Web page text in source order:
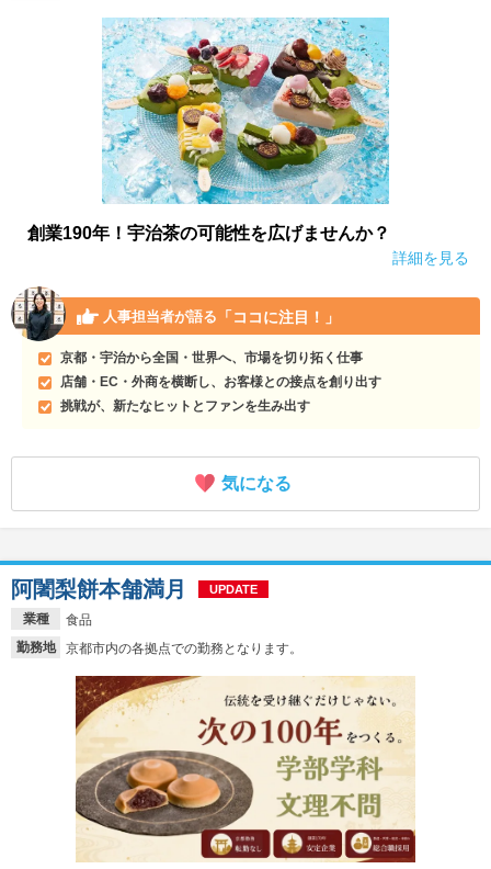
創業190年！宇治茶の可能性を広げませんか？
詳細を見る
人事担当者が語る 「ココに注目！」
京都・宇治から全国・世界へ、市場を切り拓く仕事
店舗・EC・外商を横断し、お客様との接点を創り出す
挑戦が、新たなヒットとファンを生み出す
気になる
業種
食品
勤務地
京都市内の各拠点での勤務となります。
阿闍梨餅本舗満月 UPDATE